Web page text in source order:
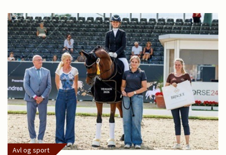
Avl og sport